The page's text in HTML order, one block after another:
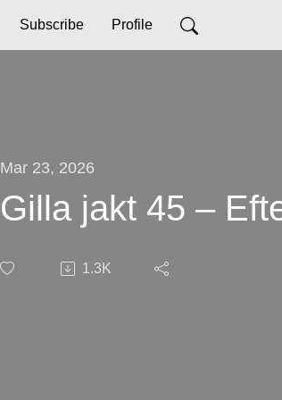
Subscribe Profile
Mar 23, 2026
Gilla jakt 45 –
1.3K